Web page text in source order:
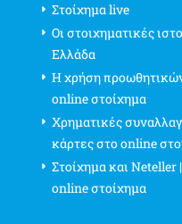
Στοίχημα live
Οι στοιχηματικές
Ελλάδα
Η χρήση
online στοίχημα
Χρηματικές
κάρτες στο online
Στοίχημα και Neteller
online στοίχημα